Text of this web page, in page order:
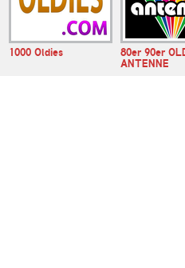
1000 Oldies
80er 90er
ANTENNE